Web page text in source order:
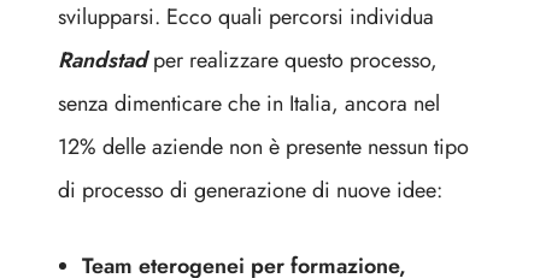
svilupparsi. Ecco quali percorsi individua
Randstadper realizzare questo processo,
senza dimenticare che in Italia, ancora nel
12% delle aziende non è presente nessun tipo
di processo di generazione di nuove idee:
Team eterogenei per formazione,